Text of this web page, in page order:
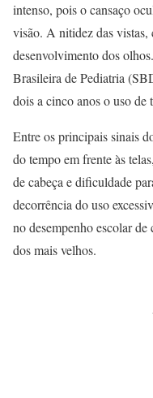
intenso, pois o cansaço
visão. A nitidez das vistas,
desenvolvimento dos
Brasileira de Pediatria
dois a cinco anos o uso de
Entre os principais sinais
do tempo em frente às
de cabeça e dificuldade
decorrência do uso
no desempenho escolar
dos mais velhos.